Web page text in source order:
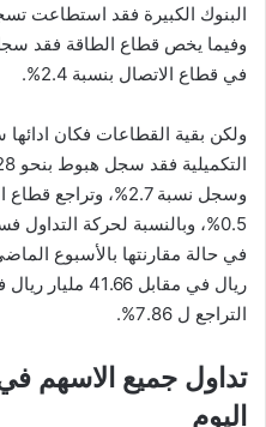
في قطاع الاتصال بنسبة 2.4%.
ولكن بقية القطاعات فكان
وسجل نسبة 2.7%،
0.5%، وبالنسبة لحركة
ريال في مقابل
التراجع ل 7.86%.
تداول جميع الاسهم
اليوم